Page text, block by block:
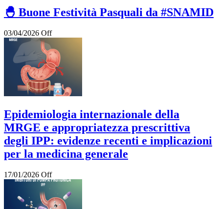
🐣 Buone Festività Pasquali da #SNAMID
03/04/2026 Off
Epidemiologia internazionale della
MRGE e appropriatezza prescrittiva
degli IPP: evidenze recenti e implicazioni
per la medicina generale
17/01/2026 Off